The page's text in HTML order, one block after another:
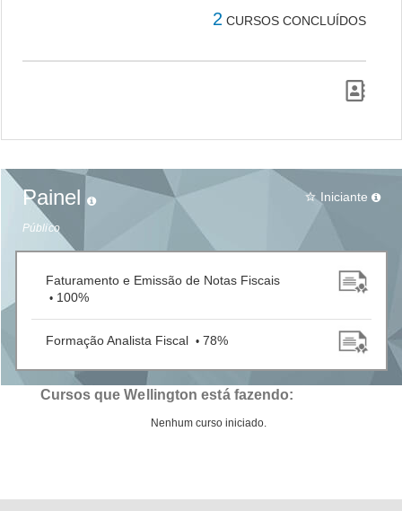
2 CURSOS CONCLUÍDOS
Painel
Público
star_border Iniciante
Faturamento e Emissão de Notas Fiscais
• 100%
Formação Analista Fiscal • 78%
Cursos que Wellington está fazendo:
Nenhum curso iniciado.